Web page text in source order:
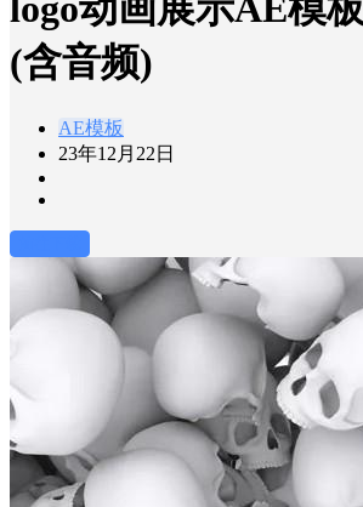
logo动画展示AE模
(含音频)
AE模板
23年12月22日